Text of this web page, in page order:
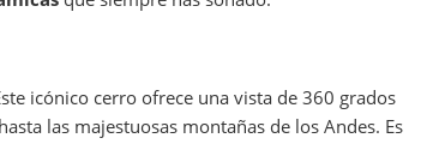
icónico cerro ofrece una vista de 360 grados
las majestuosas montañas de los Andes. Es